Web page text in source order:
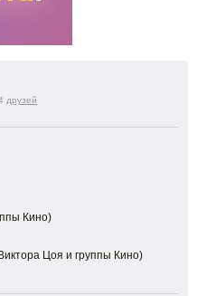
друзей
Кино)
Цоя и группы Кино)